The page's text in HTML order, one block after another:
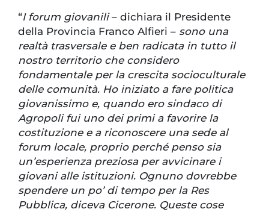
“I forum giovanili– dichiara il Presidente
della Provincia Franco Alfieri – sono una
realtà trasversale e ben radicata in tutto il
nostro territorio che considero
fondamentale per la crescita socioculturale
delle comunità. Ho iniziato a fare politica
giovanissimo e, quando ero sindaco di
Agropoli fui uno dei primi a favorire la
costituzione e a riconoscere una sede al
forum locale, proprio perché penso sia
un’esperienza preziosa per avvicinare i
giovani alle istituzioni. Ognuno dovrebbe
spendere un po’ di tempo per la Res
Pubblica, diceva Cicerone. Queste cose